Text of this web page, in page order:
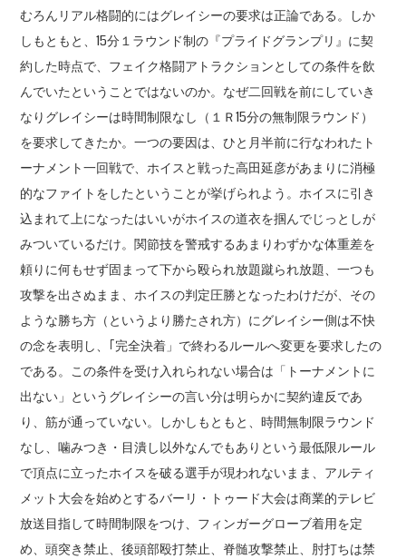
むろんリアル格闘的にはグレイシーの要求は正論である。しか
しもともと、15分１ラウンド制の『プライドグランプリ』に契
約した時点で、フェイク格闘アトラクションとしての条件を飲
んでいたということではないのか。なぜ二回戦を前にしていき
なりグレイシーは時間制限なし（１Ｒ15分の無制限ラウンド）
を要求してきたか。一つの要因は、ひと月半前に行なわれたト
ーナメント一回戦で、ホイスと戦った高田延彦があまりに消極
的なファイトをしたということが挙げられよう。ホイスに引き
込まれて上になったはいいがホイスの道衣を掴んでじっとしが
みついているだけ。関節技を警戒するあまりわずかな体重差を
頼りに何もせず固まって下から殴られ放題蹴られ放題、一つも
攻撃を出さぬまま、ホイスの判定圧勝となったわけだが、その
ような勝ち方（というより勝たされ方）にグレイシー側は不快
の念を表明し、｢完全決着」で終わるルールへ変更を要求したの
である。この条件を受け入れられない場合は「トーナメントに
出ない」というグレイシーの言い分は明らかに契約違反であ
り、筋が通っていない。しかしもともと、時間無制限ラウンド
なし、噛みつき・目潰し以外なんでもありという最低限ルール
で頂点に立ったホイスを破る選手が現われないまま、アルティ
メット大会を始めとするバーリ・トゥード大会は商業的テレビ
放送目指して時間制限をつけ、フィンガーグローブ着用を定
め、頭突き禁止、後頭部殴打禁止、脊髄攻撃禁止、肘打ちは禁